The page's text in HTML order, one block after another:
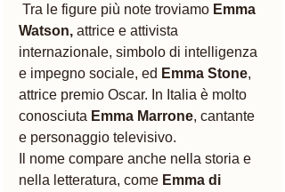
Tra le figure più note troviamo Emma
Watson, attrice e attivista
internazionale, simbolo di intelligenza
e impegno sociale, ed Emma Stone,
attrice premio Oscar. In Italia è molto
conosciuta Emma Marrone, cantante
e personaggio televisivo.
Il nome compare anche nella storia e
nella letteratura, come Emma di